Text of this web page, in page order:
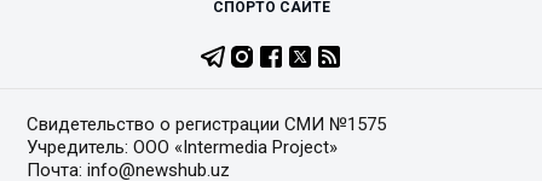
СПОРТО САЙТЕ
Свидетельство о регистрации СМИ №1575
Учредитель: ООО «Intermedia Project»
Почта: info@newshub.uz